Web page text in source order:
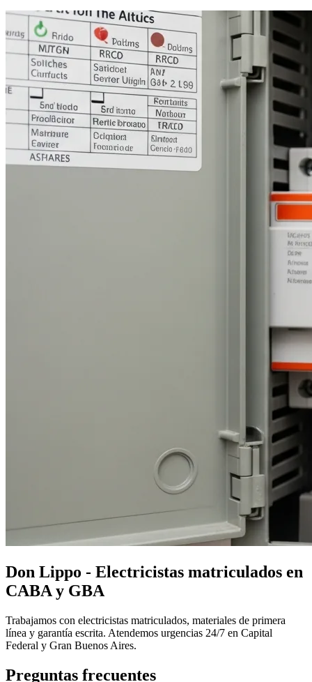
Don Lippo - Electricistas matriculados en
CABA y GBA
Trabajamos con electricistas matriculados, materiales de primera
línea y garantía escrita. Atendemos urgencias 24/7 en Capital
Federal y Gran Buenos Aires.
Preguntas frecuentes